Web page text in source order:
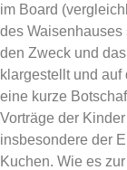
im Board
des Waisenhauses
den Zweck und
klargestellt und
eine kurze
Vorträge der
insbesondere der
Kuchen. Wie es